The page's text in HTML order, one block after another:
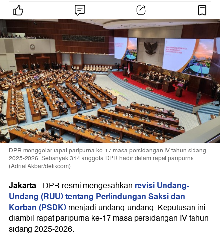
DPR menggelar rapat paripurna ke-17 masa persidangan IV tahun sidang
2025-2026. Sebanyak 314 anggota DPR hadir dalam rapat paripurna.
(Adrial Akbar/detikcom)
Jakarta-DPR resmi mengesahkan revisi Undang-
Undang (RUU) tentang Perlindungan Saksi dan
Korban (PSDK)menjadi undang-undang. Keputusan ini
diambil rapat paripurna ke-17 masa persidangan IV tahun
sidang 2025-2026.